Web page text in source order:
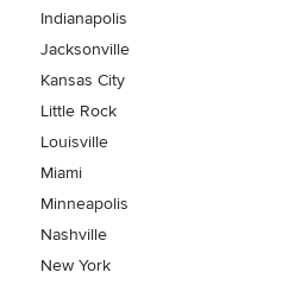
Indianapolis
Jacksonville
Kansas City
Little Rock
Louisville
Miami
Minneapolis
Nashville
New York